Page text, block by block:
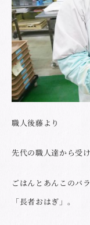
職人後藤より
先代の職人達から受
ごはんとあんこのバ
「長者おはぎ」。